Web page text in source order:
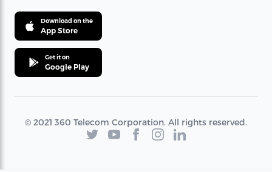
Download on the
App Store
Get it on
Google Play
© 2021 360 Telecom Corporation. All rights reserved.